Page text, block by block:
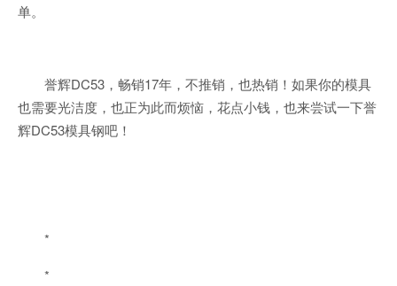
单。
誉辉DC53，畅销17年，不推销，也热销！如果你的模具
也需要光洁度，也正为此而烦恼，花点小钱，也来尝试一下誉
辉DC53模具钢吧！
*
*